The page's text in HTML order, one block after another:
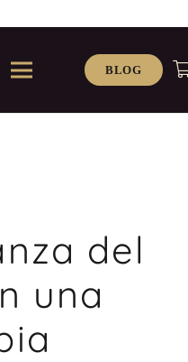
BLOG
del
una